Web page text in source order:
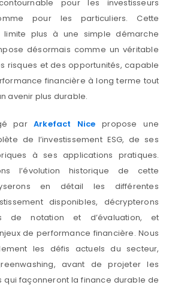
pour les investisseurs
pour les particuliers. Cette
plus à une simple démarche
désormais comme un véritable
risques et des opportunités, capable
financière à long terme tout
avenir plus durable.
par Arkefact Nice propose une
de l’investissement ESG, de ses
à ses applications pratiques.
l’évolution historique de cette
en détail les différentes
disponibles, décrypterons
de notation et d’évaluation, et
de performance financière. Nous
les défis actuels du secteur,
avant de projeter les
qui façonneront la finance durable de